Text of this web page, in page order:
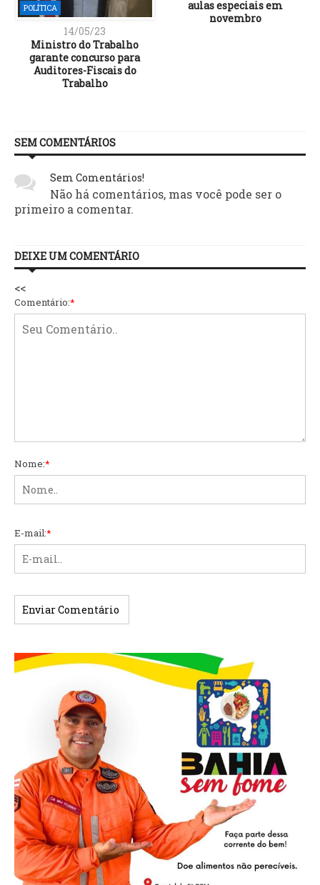
POLÍTICA
14/05/23
Ministro do Trabalho
garante concurso para
Auditores-Fiscais do
Trabalho
aulas especiais em
novembro
SEM COMENTÁRIOS
Sem Comentários!
Não há comentários, mas você pode ser o
primeiro a comentar.
DEIXE UM COMENTÁRIO
<<
Comentário:*
Nome:*
E-mail:*